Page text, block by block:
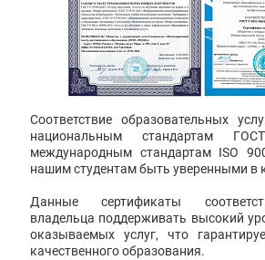
Соответствие образовательных
национальным стандартам
международным стандартам ISO
нашим студентам быть уверенными в
Данные сертификаты
владельца поддерживать высокий
оказываемых услуг, что
качественного образования.